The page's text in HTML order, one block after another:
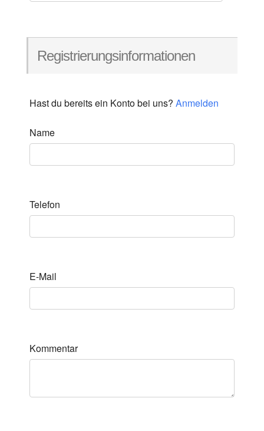
Registrierungsinformationen
Hast du bereits ein Konto bei uns? Anmelden
Name
Telefon
E-Mail
Kommentar